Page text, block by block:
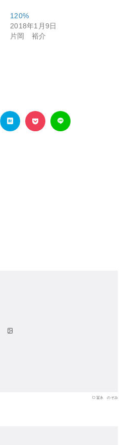
120%
2018年1月9日
片岡 裕介
冨永 のぞみ